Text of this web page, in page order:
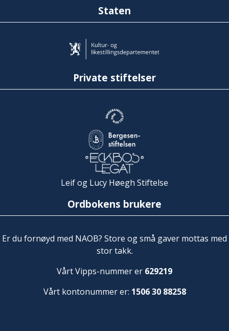
Staten
Private stiftelser
Leif og Lucy Høegh Stiftelse
Ordbokens brukere
Er du fornøyd med NAOB? Store og små gaver mottas med
stor takk.
Vårt Vipps-nummer er 629219
Vårt kontonummer er: 1506 30 88258